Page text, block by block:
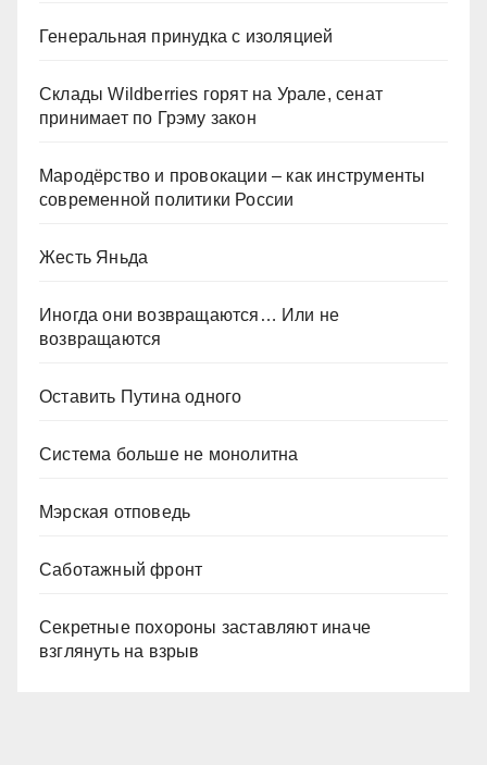
Генеральная принудка с изоляцией
Склады Wildberries горят на Урале, сенат
принимает по Грэму закон
Мародёрство и провокации – как инструменты
современной политики России
Жесть Яньда
Иногда они возвращаются… Или не
возвращаются
Оставить Путина одного
Система больше не монолитна
Мэрская отповедь
Саботажный фронт
Секретные похороны заставляют иначе
взглянуть на взрыв